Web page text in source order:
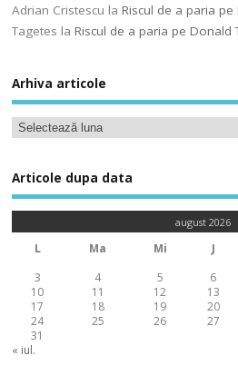
Adrian Cristescu laRiscul de a paria
Tagetes laRiscul de a paria pe Donald
Arhiva articole
Articole dupa data
august 2026
L Ma Mi J
3
4 5 6
10
11 12 13
17
18 19 20
24
25 26 27
31
« iul.